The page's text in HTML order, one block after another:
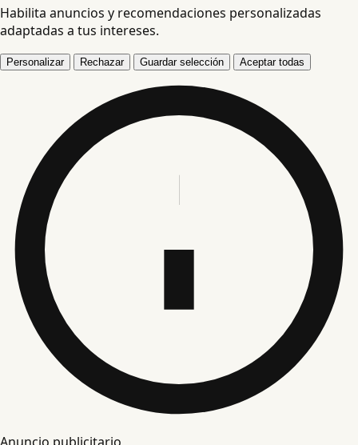
Habilita anuncios y recomendaciones personalizadas
adaptadas a tus intereses.
Personalizar Rechazar Guardar selección Aceptar todas